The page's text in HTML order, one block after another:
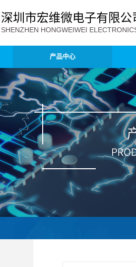
深圳市宏维微电子有限公
SHENZHEN HONGWEIWEI
产品中心